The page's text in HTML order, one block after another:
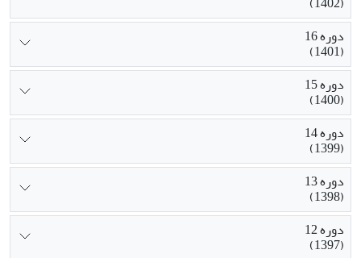
دوره 16
(1401)
دوره 15
(1400)
دوره 14
(1399)
دوره 13
(1398)
دوره 12
(1397)